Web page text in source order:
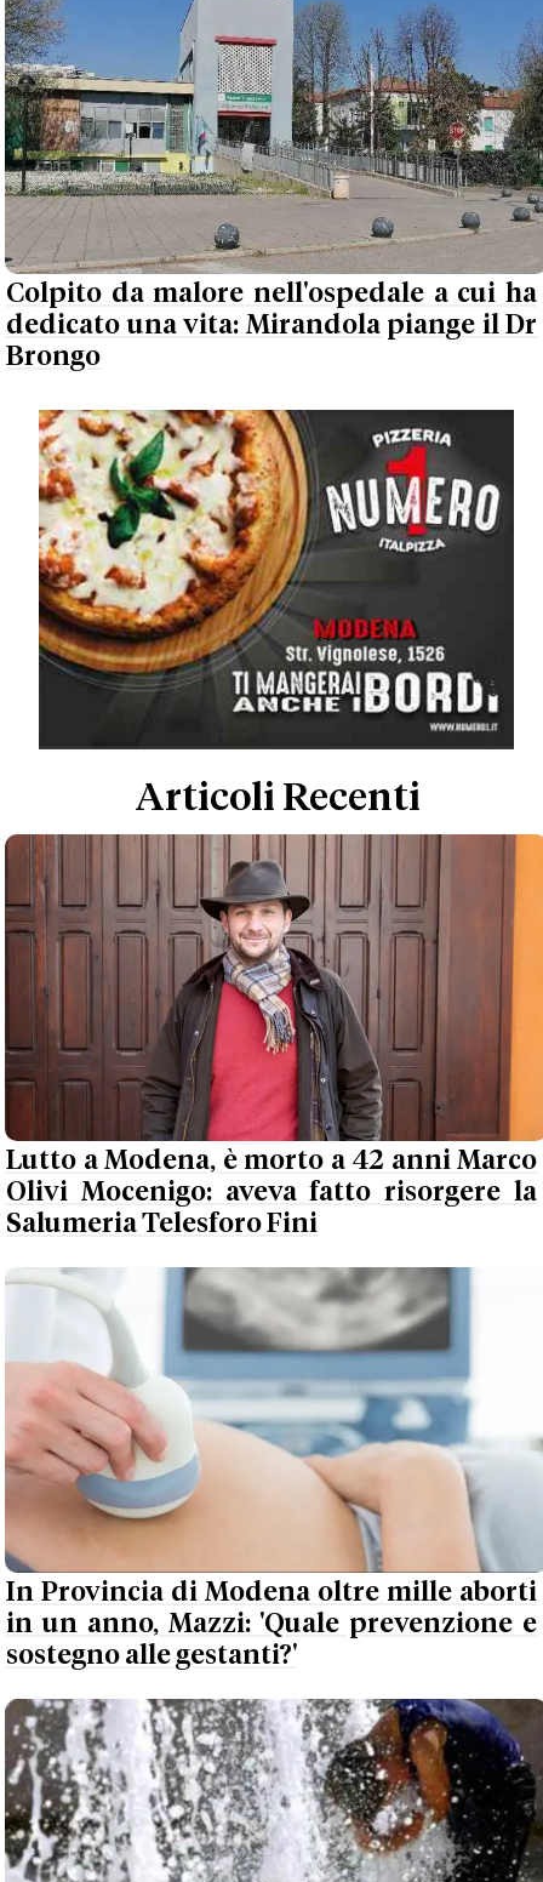
Colpito da malore nell'ospedale a cui ha
dedicato una vita: Mirandola piange il Dr
Brongo
Articoli Recenti
Lutto a Modena, è morto a 42 anni Marco
Olivi Mocenigo: aveva fatto risorgere la
Salumeria Telesforo Fini
In Provincia di Modena oltre mille aborti
in un anno, Mazzi: 'Quale prevenzione e
sostegno alle gestanti?'